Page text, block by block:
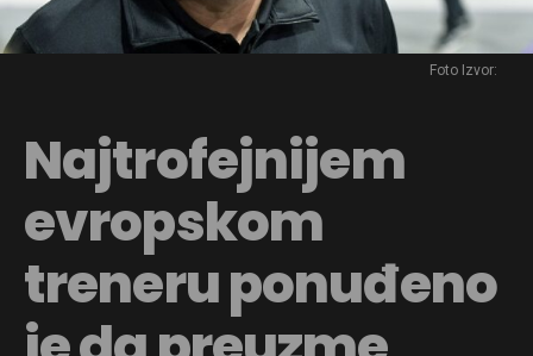
Foto Izvor:
Najtrofejnijem
evropskom
treneru ponuđeno